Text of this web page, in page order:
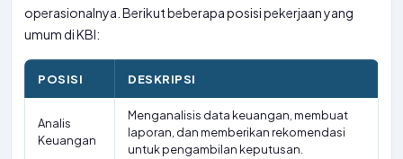
operasionalnya. Berikut beberapa posisi pekerjaan yang
umum di KBI:
POSISI DESKRIPSI
Analis
Keuangan
Menganalisis data keuangan, membuat
laporan, dan memberikan rekomendasi
untuk pengambilan keputusan.